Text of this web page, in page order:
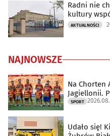
Radni nie
kultury
AKTUALNOŚCI
NAJNOWSZE
Na Chorten
Jagiellonii.
SPORT
Udało się!